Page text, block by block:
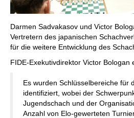
Darmen Sadvakasov und Victor
Vertretern des japanischen
für die weitere Entwicklung des
FIDE-Exekutivdirektor Victor Bologan
Es wurden Schlüsselbereiche für
identifiziert, wobei der
Jugendschach und der
Anzahl von Elo-gewerteten